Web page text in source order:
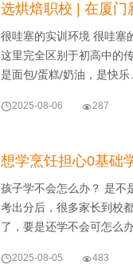
选烘焙职校 | 在厦门
很哇塞的实训环境 很哇塞
这里完全区别于初高中的
是面包/蛋糕/奶油，是快
2025-08-06 287
想学烹饪担心0基础
孩子学不会怎么办？ 是不
考出分后，很多家长到校
了，要是还学不会可怎么
2025-08-05 483